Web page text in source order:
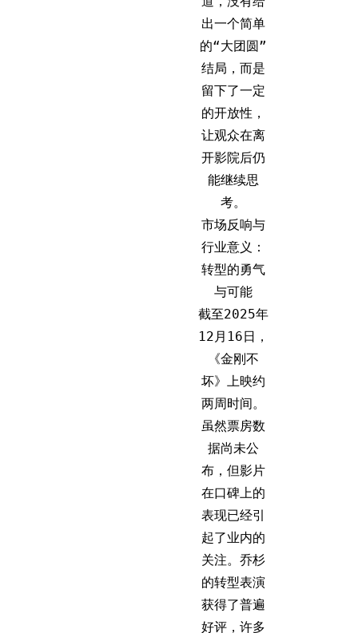
出一个简单
的“大团圆”
结局，而是
留下了一定
的开放性，
让观众在离
开影院后仍
能继续思
考。
市场反响与
行业意义：
转型的勇气
与可能
截至2025年
12月16日，
《金刚不
坏》上映约
两周时间。
虽然票房数
据尚未公
布，但影片
在口碑上的
表现已经引
起了业内的
关注。乔杉
的转型表演
获得了普遍
好评，许多